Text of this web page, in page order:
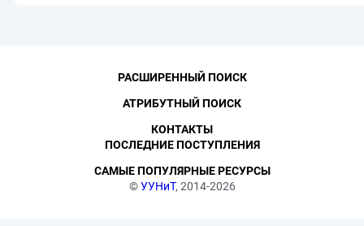
©УУНиТ, 2014-2026
РАСШИРЕННЫЙ ПОИСК
АТРИБУТНЫЙ ПОИСК
КОНТАКТЫ
ПОСЛЕДНИЕ ПОСТУПЛЕНИЯ
САМЫЕ ПОПУЛЯРНЫЕ РЕСУРСЫ